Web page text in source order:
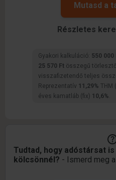
Mutasd a
Részletes
Gyakori kalkuláció: 550
25 570 Ft összegű
visszafizetendő teljes
Reprezentatív 11,29% THM
éves kamatláb (fix) 10,6%.
Tudtad, hogy adóstársat
kölcsönnél? - Ismerd meg